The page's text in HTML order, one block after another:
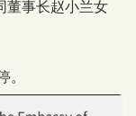
董事长赵小兰女
。